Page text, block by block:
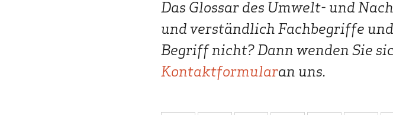
Das Glossar des Umwelt- und
und verständlich Fachbegriffe
Begriff nicht? Dann wenden Sie
Kontaktformularan uns.